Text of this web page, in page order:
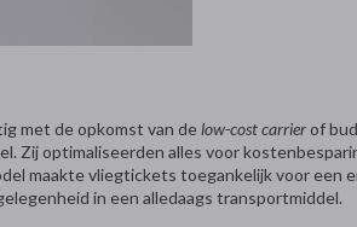
met de opkomst van delow-cost carrierof
Zij optimaliseerden alles voor
maakte vliegtickets toegankelijk voor een
in een alledaags transportmiddel.